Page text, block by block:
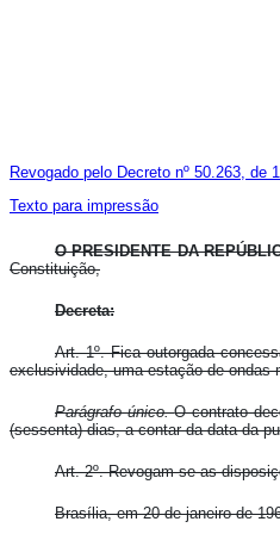
Revogado pelo Decreto nº 50.263, de
Texto para impressão
O PRESIDENTE DA
Constituição,
Decreta:
Art. 1º. Fica outorgada
exclusividade, uma estação de ondas
Parágrafo único.O contrato
(sessenta) dias, a contar da data da
Art. 2º. Revogam-se as
Brasília, em 20 de janeiro de